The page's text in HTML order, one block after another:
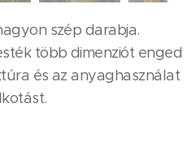
szép darabja.
több dimenziót enged
és az anyaghasználat